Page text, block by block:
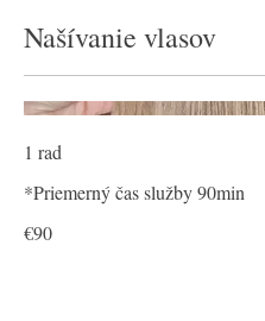
Našívanie vlasov
1 rad
*Priemerný čas služby 90min
€90